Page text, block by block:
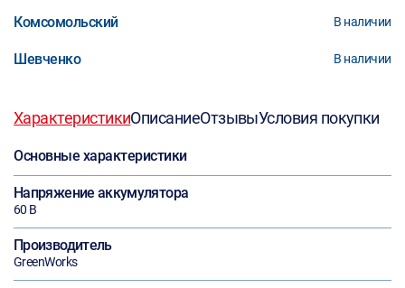
Комсомольский В наличии
Шевченко В наличии
ХарактеристикиОписаниеОтзывыУсловия покупки
Основные характеристики
Напряжение аккумулятора
60 В
Производитель
GreenWorks